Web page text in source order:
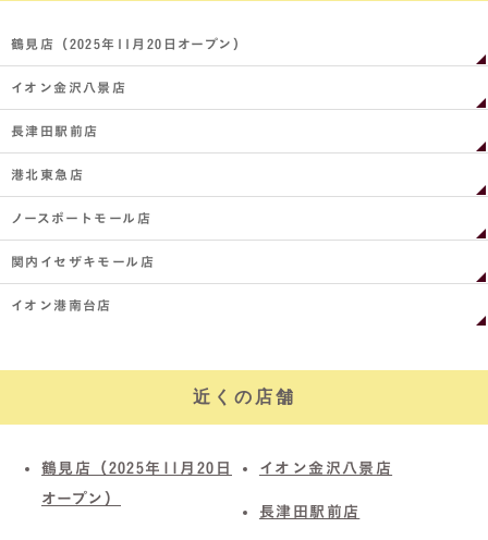
鶴見店（2025年11月20日オープン）
イオン金沢八景店
長津田駅前店
港北東急店
ノースポートモール店
関内イセザキモール店
イオン港南台店
近くの店舗
鶴見店（2025年11月20日
オープン）
イオン金沢八景店
長津田駅前店